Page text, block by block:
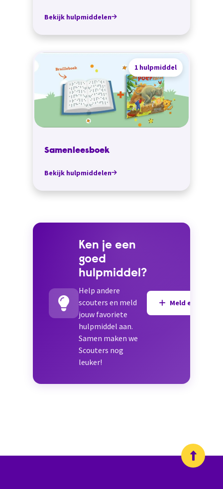
Bekijk hulpmiddelen
1 hulpmiddel
Samenleesboek
Bekijk hulpmiddelen
Ken je een
goed
hulpmiddel?
Help andere
scouters en meld
jouw favoriete
hulpmiddel aan.
Samen maken we
Scouters nog
leuker!
Meld een